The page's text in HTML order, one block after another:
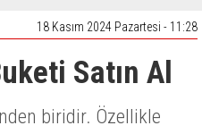
18 Kasım 2024 Pazartesi - 11:28
Satın Al
biridir. Özellikle